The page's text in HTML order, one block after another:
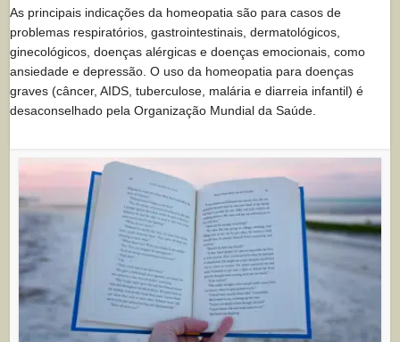
As principais indicações da homeopatia são para casos de
problemas respiratórios, gastrointestinais, dermatológicos,
ginecológicos, doenças alérgicas e doenças emocionais, como
ansiedade e depressão. O uso da homeopatia para doenças
graves (câncer, AIDS, tuberculose, malária e diarreia infantil) é
desaconselhado pela Organização Mundial da Saúde.